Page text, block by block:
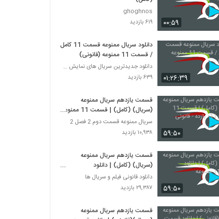
۰۰:۵۹
ghoghnos
۶۱۹ بازدید
۰۱:۲۶:۳۹
دانلود سریال ممنوعه قسمت 11 کامل
/ قسمت 11 ممنوعه (قانونی)
دانلود جدیدترین سریال های نمایش خانگی
۶۳۹ بازدید
۵۹:۵۰
قسمت یازدهم سریال ممنوعه
(سریال) (کامل) | قسمت 11 ممنوعه
- 11- یازده - قانونی
سریال ممنوعه قسمت دوم 2 فصل 2
۱۰,۹۳۸ بازدید
۵۹:۵۰
قسمت یازدهم سریال ممنوعه
(سریال) (کامل) | دانلود
قسمت 11 ممنوعه
دانلود قانونی فیلم و سریال ها
۲۹,۳۸۷ بازدید
قسمت یازدهم سریال ممنوعه